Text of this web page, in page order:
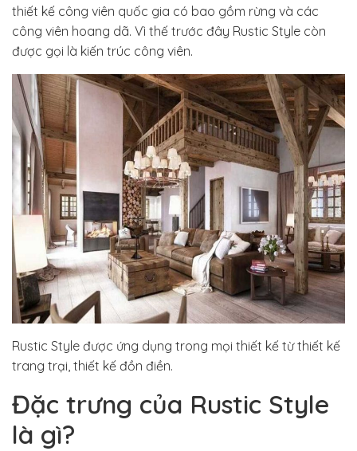
thiết kế công viên quốc gia có bao gồm rừng và các
công viên hoang dã. Vì thế trước đây Rustic Style còn
được gọi là kiến trúc công viên.
Rustic Style được ứng dụng trong mọi thiết kế từ thiết kế
trang trại, thiết kế đồn điền.
Đặc trưng của Rustic Style
là gì?